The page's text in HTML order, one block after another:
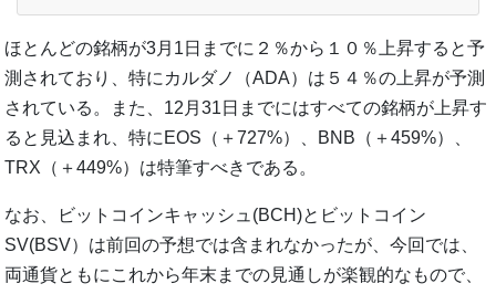
ほとんどの銘柄が3月1日までに２％から１０％上昇すると予
測されており、特にカルダノ（ADA）は５４％の上昇が予測
されている。また、12月31日までにはすべての銘柄が上昇す
ると見込まれ、特にEOS（＋727%）、BNB（＋459%）、
TRX（＋449%）は特筆すべきである。
なお、ビットコインキャッシュ(BCH)とビットコイン
SV(BSV）は前回の予想では含まれなかったが、今回では、
両通貨ともにこれから年末までの見通しが楽観的なもので、